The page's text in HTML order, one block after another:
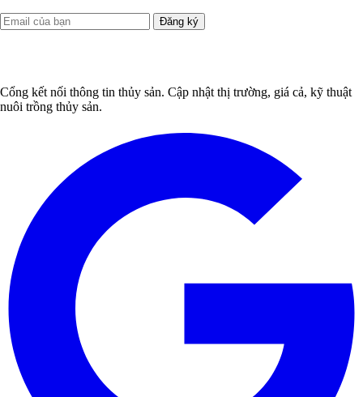
Đăng ký
Cổng kết nối thông tin thủy sản. Cập nhật thị trường, giá cả, kỹ thuật
nuôi trồng thủy sản.